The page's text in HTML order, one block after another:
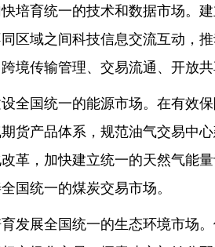
快培育统一的技术和数据市场。
区域之间科技信息交流互动，
境传输管理、交易流通、开放
设全国统一的能源市场。在有效
货产品体系，规范油气交易中
革，加快建立统一的天然气能
国统一的煤炭交易市场。
育发展全国统一的生态环境市场